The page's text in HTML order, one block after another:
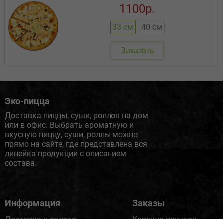
33 см 40 см
1100р.
Заказать
Эко-пицца
Доставка пиццы, суши, роллов на дом
или в офис. Выбрать ароматную и
вкусную пиццу, суши, роллы можно
прямо на сайте, где представлена вся
линейка продукции с описанием
состава.
Информация Заказы